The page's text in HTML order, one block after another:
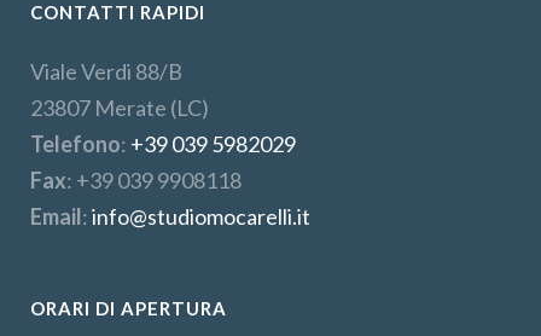
CONTATTI RAPIDI
Viale Verdi 88/B
23807 Merate (LC)
Telefono: +39 039 5982029
Fax: +39 039 9908118
Email:info@studiomocarelli.it
ORARI DI APERTURA